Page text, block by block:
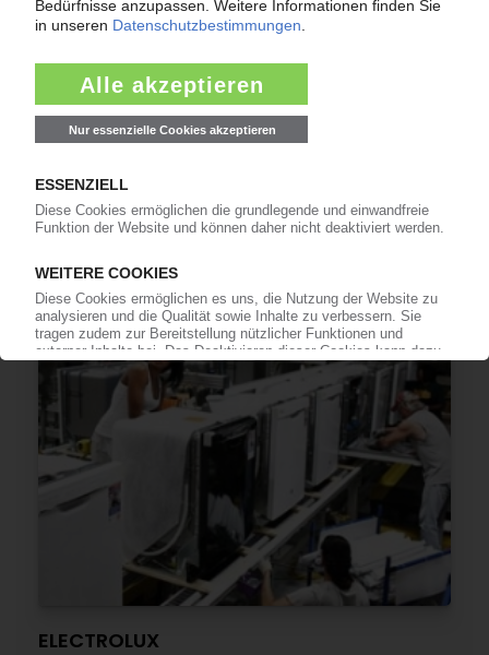
WHIRLPOOL
Russisches Weißwaren-Werk geht an
ELECTROLUX